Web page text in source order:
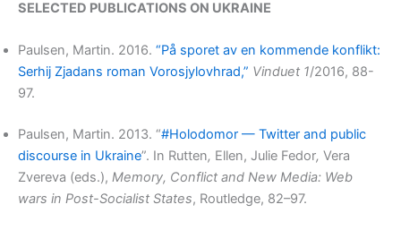
SELECTED PUBLICATIONS ON UKRAINE
Paulsen, Martin. 2016. “På sporet av en kommende konflikt:
Serhij Zjadans roman Vorosjylovhrad,” Vinduet 1/2016, 88-
97.
Paulsen, Martin. 2013. “#Holodomor — Twitter and public
discourse in Ukraine”. In Rutten, Ellen, Julie Fedor, Vera
Zvereva (eds.), Memory, Conflict and New Media: Web
wars in Post-Socialist States, Routledge, 82–97.